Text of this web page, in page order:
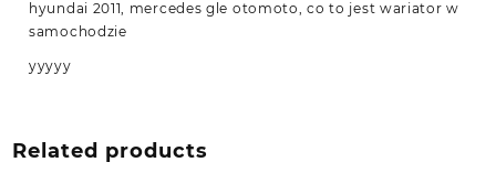
hyundai 2011, mercedes gle otomoto, co to jest wariator w
samochodzie
yyyyy
Related products